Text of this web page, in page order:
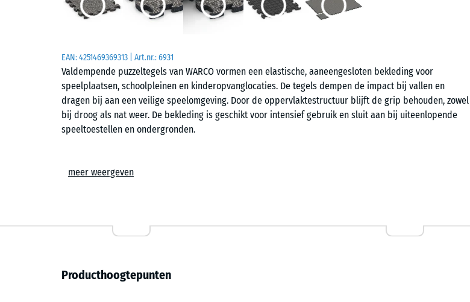
EAN:4251469369313 | Art.nr.:6931
Valdempende puzzeltegels van WARCO vormen een elastische, aaneengesloten bekleding voor
speelplaatsen, schoolpleinen en kinderopvanglocaties. De tegels dempen de impact bij vallen en
dragen bij aan een veilige speelomgeving. Door de oppervlaktestructuur blijft de grip behouden, zowel
bij droog als nat weer. De bekleding is geschikt voor intensief gebruik en sluit aan bij uiteenlopende
speeltoestellen en ondergronden.
storende overgangen. Tegels kunnen eenvoudig op maat worden gesneden en indien nodig afzonderlijk
Valdemping en veiligheid
meer weergeven
Producthoogtepunten